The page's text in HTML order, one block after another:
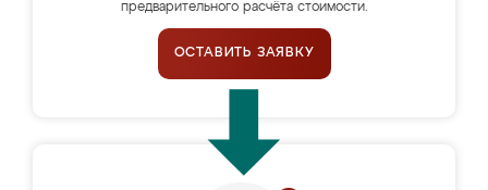
предварительного расчёта стоимости.
ОСТАВИТЬ ЗАЯВКУ